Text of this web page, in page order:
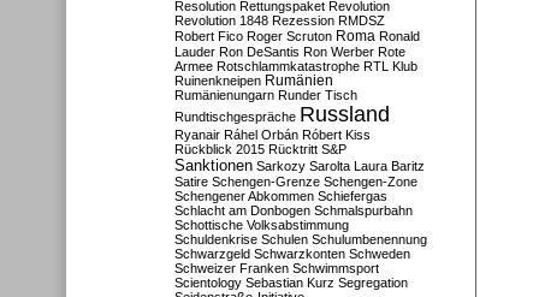
Resolution Rettungspaket Revolution
Revolution 1848 Rezession RMDSZ
Robert Fico Roger Scruton Roma Ronald
Lauder Ron DeSantis Ron Werber Rote
Armee Rotschlammkatastrophe RTL Klub
Ruinenkneipen Rumänien
Rumänienungarn Runder Tisch
Rundtischgespräche Russland
Ryanair Ráhel Orbán Róbert Kiss
Rückblick 2015 Rücktritt S&P
Sanktionen Sarkozy Sarolta Laura Baritz
Satire Schengen-Grenze Schengen-Zone
Schengener Abkommen Schiefergas
Schlacht am Donbogen Schmalspurbahn
Schottische Volksabstimmung
Schuldenkrise Schulen Schulumbenennung
Schwarzgeld Schwarzkonten Schweden
Schweizer Franken Schwimmsport
Scientology Sebastian Kurz Segregation